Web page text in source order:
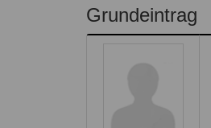
Therapeutenliste
Grundeintrag